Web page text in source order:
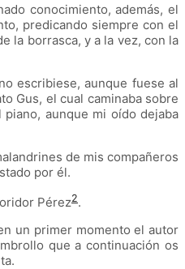
conocimiento, además, el
predicando siempre con el
la borrasca, y a la vez, con la
escribiese, aunque fuese al
Gus, el cual caminaba sobre
aunque mi oído dejaba
de mis compañeros
por él.
Pérez2.
un primer momento el autor
que a continuación os